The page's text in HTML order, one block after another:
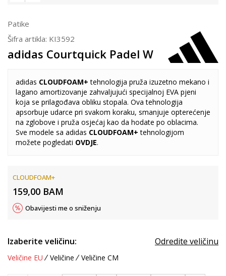
Patike
Šifra artikla: KI3592
adidas Courtquick Padel W
adidas CLOUDFOAM+ tehnologija pruža izuzetno mekano i
lagano amortizovanje zahvaljujući specijalnoj EVA pjeni
koja se prilagođava obliku stopala. Ova tehnologija
apsorbuje udarce pri svakom koraku, smanjuje opterećenje
na zglobove i pruža osjećaj kao da hodate po oblacima.
Sve modele sa adidas CLOUDFOAM+tehnologijom
možete pogledati OVDJE.
CLOUDFOAM+
159,00 BAM
Obavijesti me o sniženju
Izaberite veličinu: Odredite veličinu
Veličine EU Veličine Veličine CM